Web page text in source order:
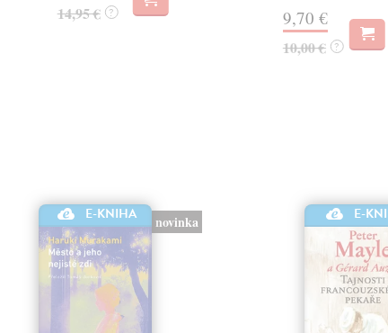
14,95 € ? 9,70 €
10,00 € ?
E-KNIHA novinka E-